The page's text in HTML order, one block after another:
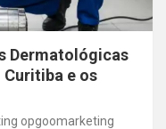
Dermatológicas
Curitiba e os
opgoomarketing